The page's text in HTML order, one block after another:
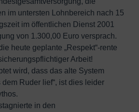
im untersten Lohnbereich nach 15
im öffentlichen Dienst 2001
von 1.300,00 Euro versprach.
heute geplante „Respekt“-rente
Arbeit!
wird, dass das alte System
Ruder lief“, ist dies leider
in den